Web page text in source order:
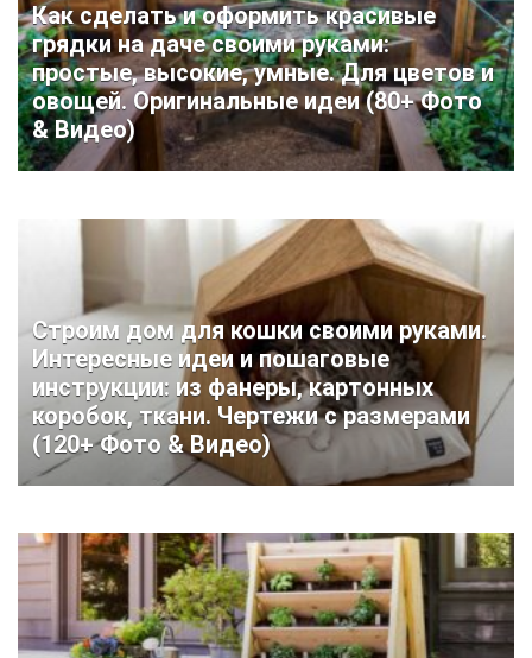
Как сделать и оформить красивые
грядки на даче своими руками:
простые, высокие, умные. Для цветов и
овощей. Оригинальные идеи (80+ Фото
& Видео)
Строим дом для кошки своими руками.
Интересные идеи и пошаговые
инструкции: из фанеры, картонных
коробок, ткани. Чертежи с размерами
(120+ Фото & Видео)